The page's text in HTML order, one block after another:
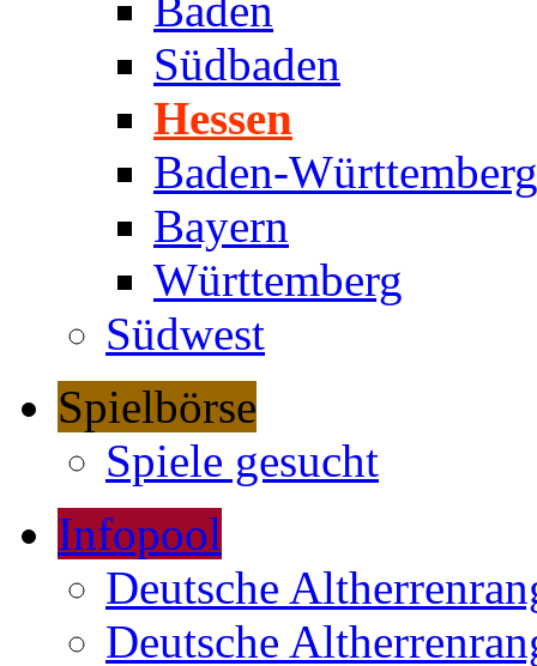
Baden
Südbaden
Hessen
Baden-Württemberg
Bayern
Württemberg
Südwest
Spielbörse
Spiele gesucht
Infopool
Deutsche
Deutsche